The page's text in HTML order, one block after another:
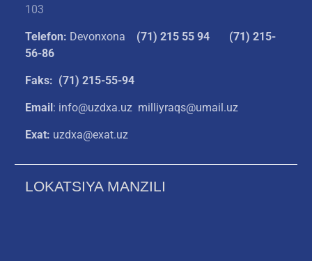
103
Telefon: Devonxona (71) 215 55 94
(71) 215-
56-86
Faks: (71) 215-55-94
Email: info@uzdxa.uz milliyraqs@umail.uz
Exat: uzdxa@exat.uz
LOKATSIYA MANZILI